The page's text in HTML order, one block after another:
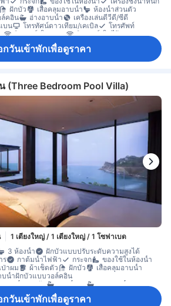
ฝักบัว เสื้อคลุมอาบน้ำ
ห้องน้ำส่วนตัว
คอิน
อ่างอาบน้ำ
เครื่องเล่นดีวีดี/ซีดี
บน โทรทัศน์ดาวเทียม/เคเบิล
โทรศัพท์
อินเทอร์เน็ต LAN
อินเทอร์เน็ตไร้สาย
อุปกรณ์โมบายฮอตสปอต
แอลกอฮอล์ล้างมือ
เตาเสียบปลั๊กไฟใกล้หัวเตียง
ห้องครัวครบชุด โซฟา
โต๊ะทำงาน
อบที่พัก พื้นที่นั่งเล่น
พื้นไม้/ปาเกต์
ต่างหาก
ตู้เสื้อผ้า
รับรีดผ้า
ความประสงค์)
เข้าถึงได้โดยบันได
เครื่องปรับอากาศส่วนตัว
ตู้เซฟในห้องพัก
ถังดับเพลิง
บริการด้านความปลอดภัย
กวันเข้าพักเพื่อดูราคา
(Three Bedroom Pool Villa)
1 เตียงใหญ่ / 1 เตียงใหญ่ / 1 โซฟาเบด
3 ห้องน้ำ
ฝักบัวแบบปรับระดับความสูงได้
ร
กาต้มน้ำไฟฟ้า กระจก
ของใช้ในห้องน้ำ
ป่าผม ผ้าเช็ดตัว ฝักบัว
เสื้อคลุมอาบน้ำ
บน้ำฝักบัวแบบวอล์คอิน
อาบน้ำแยกกัน
อ่างน้ำวน
อ่างอาบน้ำ
ทัศน์
โทรทัศน์จอแบน
โทรศัพท์
บริการภาพยนตร์แบบ On-demand
กวันเข้าพักเพื่อดูราคา